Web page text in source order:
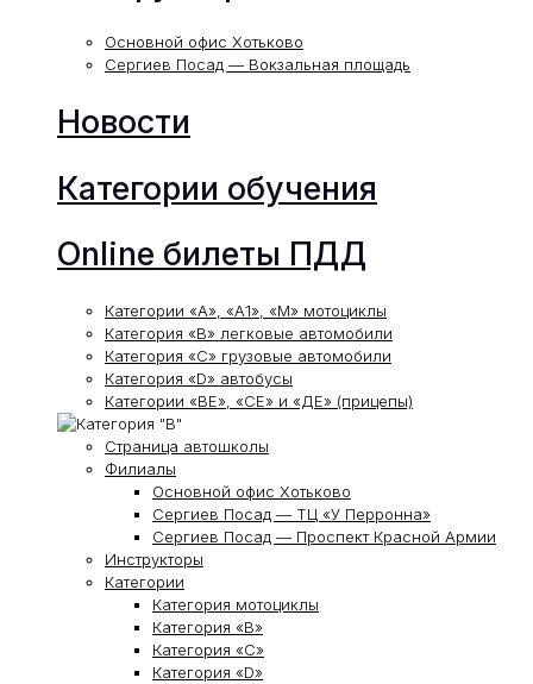
Основной офис Хотьково
Сергиев Посад — Вокзальная площадь
Новости
Категории обучения
Online билеты ПДД
Категории «А», «А1», «М» мотоциклы
Категория «В» легковые автомобили
Категория «С» грузовые автомобили
Категория «D» автобусы
Категории «ВЕ», «СЕ» и «ДЕ» (прицепы)
Страница автошколы
Филиалы
Основной офис Хотьково
Сергиев Посад — ТЦ «У Перронна»
Сергиев Посад — Проспект Красной Армии
Инструкторы
Категории
Категория мотоциклы
Категория «В»
Категория «С»
Категория «D»